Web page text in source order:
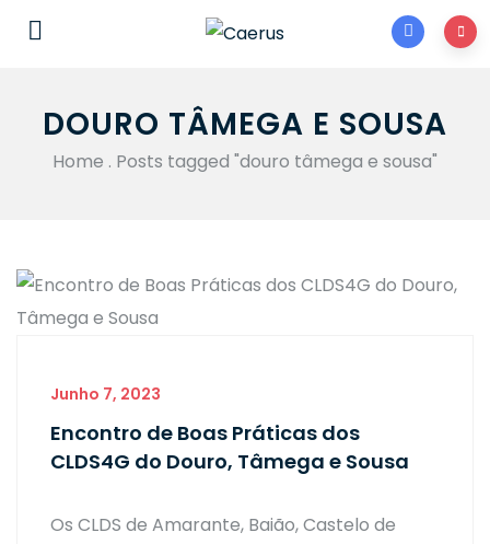
DOURO TÂMEGA E SOUSA
Home . Posts tagged "douro tâmega e sousa"
Junho 7, 2023
Encontro de Boas Práticas dos
CLDS4G do Douro, Tâmega e Sousa
Os CLDS de Amarante, Baião, Castelo de